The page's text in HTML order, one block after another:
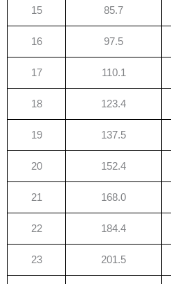
15 85.7
16 97.5
17 110.1
18 123.4
19 137.5
20 152.4
21 168.0
22 184.4
23 201.5